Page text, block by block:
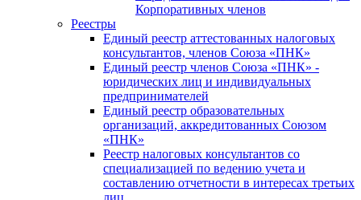
Корпоративных членов
Реестры
Единый реестр аттестованных налоговых
консультантов, членов Союза «ПНК»
Единый реестр членов Союза «ПНК» -
юридических лиц и индивидуальных
предпринимателей
Единый реестр образовательных
организаций, аккредитованных Союзом
«ПНК»
Реестр налоговых консультантов со
специализацией по ведению учета и
составлению отчетности в интересах третьих
лиц